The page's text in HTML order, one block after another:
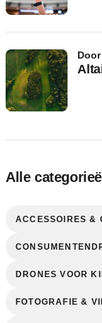
Alle
ACCESSOIRES &
DRONES VOOR
FOTOGRAFIE &